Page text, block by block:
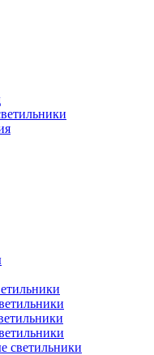
светильники